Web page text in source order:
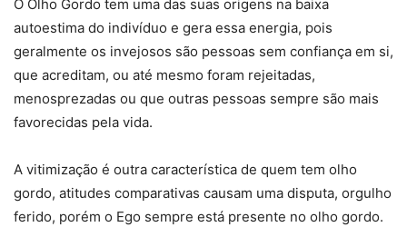
O Olho Gordo tem uma das suas origens na baixa
autoestima do indivíduo e gera essa energia, pois
geralmente os invejosos são pessoas sem confiança em si,
que acreditam, ou até mesmo foram rejeitadas,
menosprezadas ou que outras pessoas sempre são mais
favorecidas pela vida.
A vitimização é outra característica de quem tem olho
gordo, atitudes comparativas causam uma disputa, orgulho
ferido, porém o Ego sempre está presente no olho gordo.